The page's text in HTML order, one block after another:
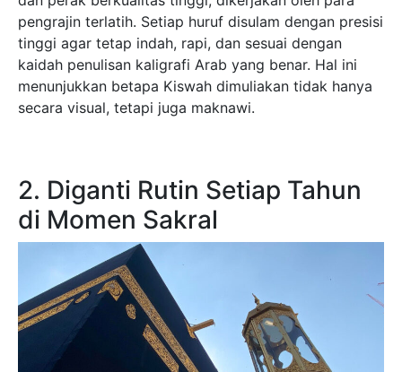
pengrajin terlatih. Setiap huruf disulam dengan presisi
tinggi agar tetap indah, rapi, dan sesuai dengan
kaidah penulisan kaligrafi Arab yang benar. Hal ini
menunjukkan betapa Kiswah dimuliakan tidak hanya
secara visual, tetapi juga maknawi.
2. Diganti Rutin Setiap Tahun
di Momen Sakral